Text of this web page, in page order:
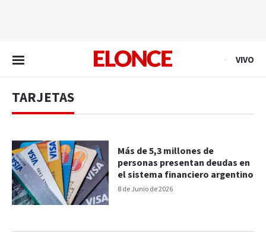
VIVO
TARJETAS
8 de Junio de 2026
Más de 5,3 millones de
personas presentan deudas en
el sistema financiero argentino